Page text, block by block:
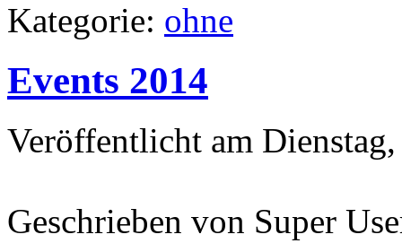
Kategorie: ohne
Events 2014
Veröffentlicht am
Geschrieben von Super